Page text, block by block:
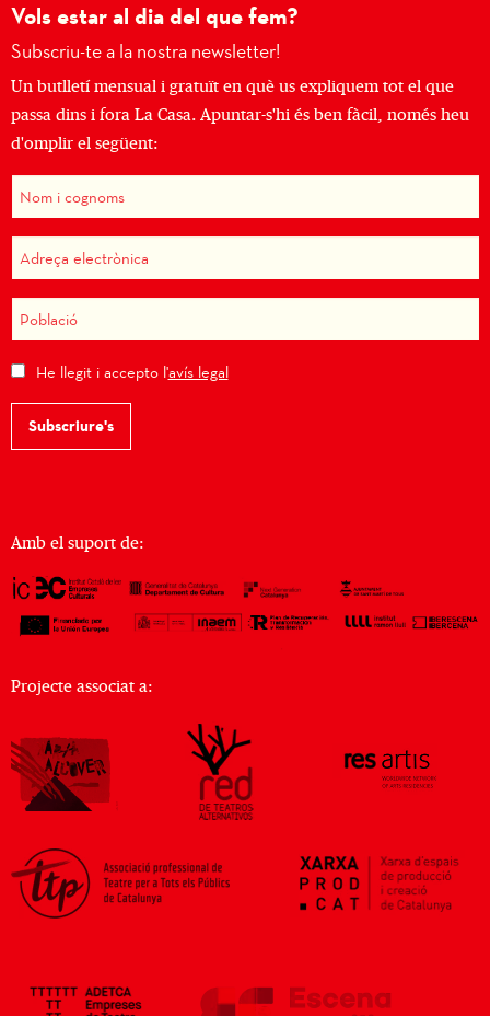
Vols estar al dia del que fem?
Subscriu-te a la nostra newsletter!
Un butlletí mensual i gratuït en què us expliquem tot el que
passa dins i fora La Casa. Apuntar-s'hi és ben fàcil, només heu
d'omplir el següent:
He llegit i accepto l'avís legal
Subscriure's
Amb el suport de:
Projecte associat a: